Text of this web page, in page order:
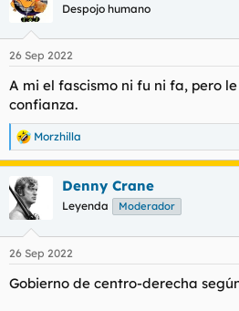
Despojo humano
26 Sep 2022
A mi el fascismo ni fu ni fa, pero
confianza.
R
e
c
c
i
e
:
Morzhilla
Denny Crane
Leyenda Moderador
26 Sep 2022
Gobierno de centro-derecha